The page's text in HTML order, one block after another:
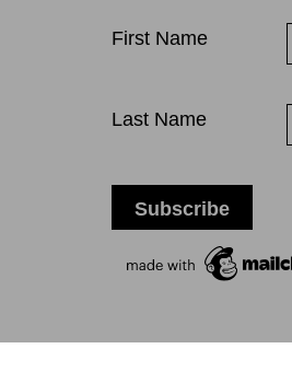
First Name
Last Name